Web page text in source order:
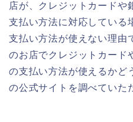
店が、クレジットカードや
支払い方法に対応している
支払い方法が使えない理由
のお店でクレジットカード
の支払い方法が使えるかど
の公式サイトを調べていた